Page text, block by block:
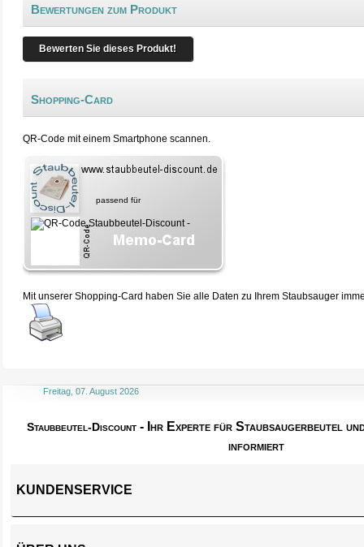
Bewertungen zum Produkt
Bewerten Sie dieses Produkt!
Shopping-Card
QR-Code mit einem Smartphone scannen.
passend für
Mit unserer Shopping-Card haben Sie alle Daten zu Ihrem Staubsauger
Freitag, 07. August 2026
Staubbeutel-Discount - Ihr Experte für Staubsaugerbeutel
informiert
KUNDENSERVICE